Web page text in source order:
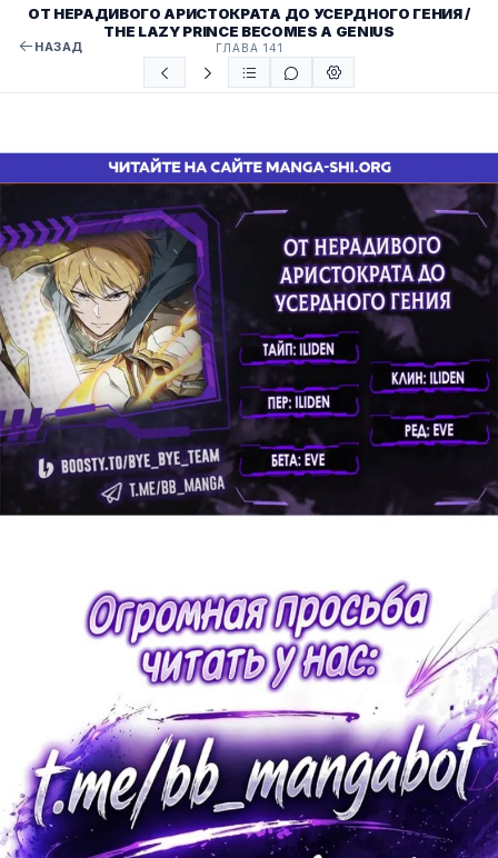
НАЗАД
ОТ НЕРАДИВОГО АРИСТОКРАТА ДО УСЕРДНОГО ГЕНИЯ /
THE LAZY PRINCE BECOMES A GENIUS
ГЛАВА 141